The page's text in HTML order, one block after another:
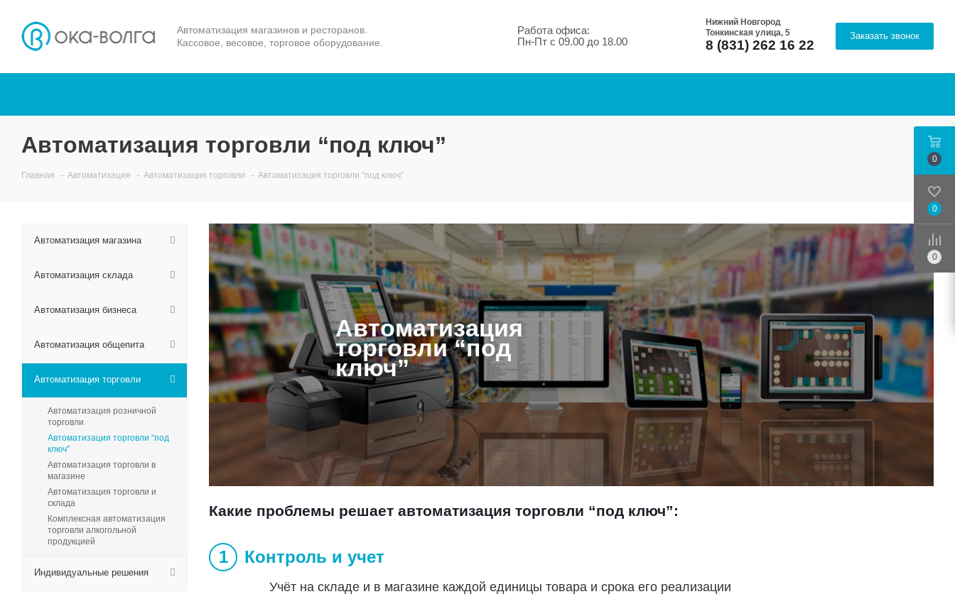
Автоматизация магазинов и ресторанов.
Кассовое, весовое, торговое оборудование.
Работа офиса:
Пн-Пт с 09.00 до 18.00
Нижний Новгород
Тонкинская улица, 5
8 (831) 262 16 22
Заказать звонок
Автоматизация торговли “под ключ”
Главная - Автоматизация - Автоматизация торговли - Автоматизация торговли “под ключ”
Автоматизация
торговли “под
ключ”
Какие проблемы решает автоматизация торговли “под ключ”:
Контроль и учет
Учёт на складе и в магазине каждой единицы товара и срока его реализации
Автоматизация магазина
Автоматизация склада
Автоматизация бизнеса
Автоматизация общепита
Автоматизация торговли
Автоматизация розничной
торговли
Автоматизация торговли “под
ключ”
Автоматизация торговли в
магазине
Автоматизация торговли и
склада
Комплексная автоматизация
торговли алкогольной
продукцией
Индивидуальные решения
0
0
0